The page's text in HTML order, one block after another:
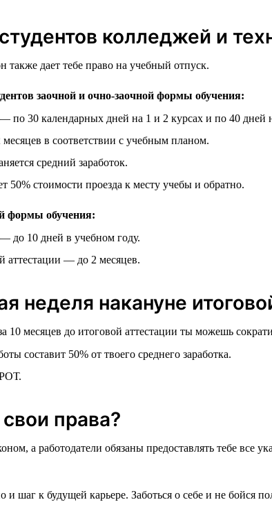
колледжей и
дает тебе право на учебный отпуск.
заочной и очно-заочной формы обучения:
по 30 календарных дней на 1 и 2 курсах и по 40 дней
в соответствии с учебным планом.
средний заработок.
50% стоимости проезда к месту учебы и обратно.
формы обучения:
до 10 дней в учебном году.
аттестации — до 2 месяцев.
неделя накануне
10 месяцев до итоговой аттестации ты можешь
составит 50% от твоего среднего заработка.
права?
а работодатели обязаны предоставлять тебе
шаг к будущей карьере. Заботься о себе и не бойся